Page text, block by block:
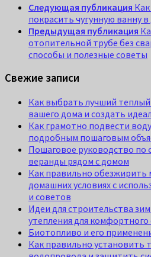
Следующая публикация
покрасить чугунную ванну
Предыдущая публикация
отопительной трубе без
способы и полезные советы
Свежие записи
Как выбрать лучший теплый
вашего дома и создать
Как грамотно подвести
подробным пошаговым
Пошаговое руководство по
веранды рядом с домом
Как правильно обезжирить
домашних условиях с
и советов
Идеи для строительства
утепления для
Биотопливо и его
Как правильно установить